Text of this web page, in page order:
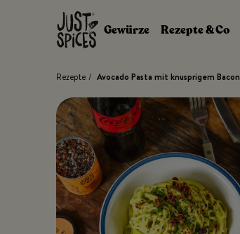
Zum Inhalt springen
Gewürze
Rezepte & Co
Rezepte / Avocado Pasta mit knusprigem Bacon